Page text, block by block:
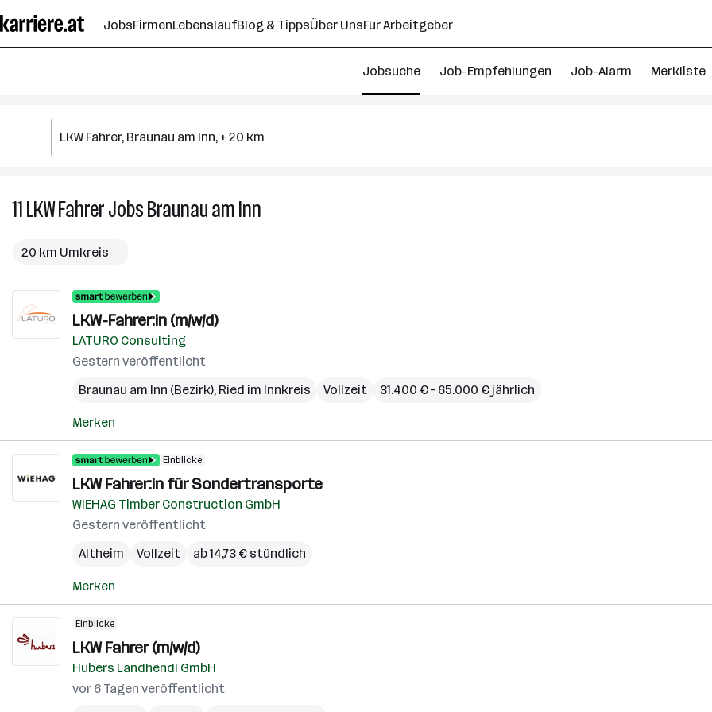
Seiteninhalt
springen
JobsFirmenLebenslaufBlog & TippsÜber UnsFür Arbeitgeber
Jobsuche Job-Empfehlungen Job-Alarm Merkliste
11LKW FahrerJobsBraunau am Inn
20 km Umkreis
LKW-Fahrer:in (m/w/d)
LATURO Consulting
Gestern veröffentlicht
Braunau am Inn (Bezirk), Ried im Innkreis Vollzeit 31.400 € – 65.000 € jährlich
Merken
Einblicke
LKW Fahrer:in für Sondertransporte
WIEHAG Timber Construction GmbH
Gestern veröffentlicht
Altheim
Vollzeit ab 14,73 € stündlich
Merken
Einblicke
LKW Fahrer (m/w/d)
Hubers Landhendl GmbH
vor 6 Tagen veröffentlicht